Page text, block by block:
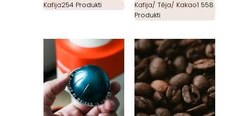
Kafija254 Produkti Kafija/ Tēja/ Kakao1 558
Produkti